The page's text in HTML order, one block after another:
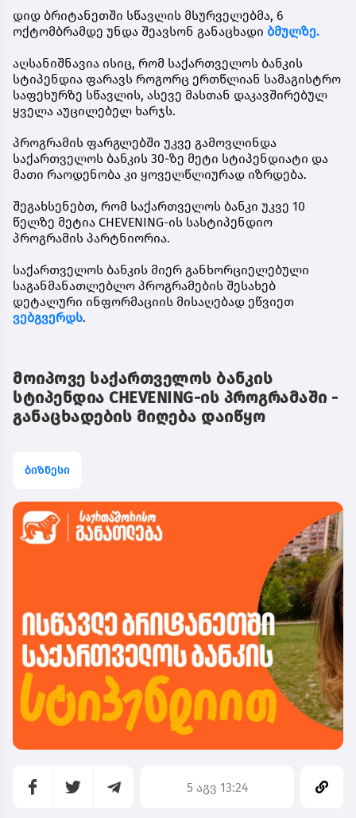
დიდ ბრიტანეთში სწავლის მსურველებმა, 6
ოქტომბრამდე უნდა შეავსონ განაცხადი ბმულზე.
აღსანიშნავია ისიც, რომ საქართველოს ბანკის
სტიპენდია ფარავს როგორც ერთწლიან სამაგისტრო
საფეხურზე სწავლის, ასევე მასთან დაკავშირებულ
ყველა აუცილებელ ხარჯს.
პროგრამის ფარგლებში უკვე გამოვლინდა
საქართველოს ბანკის 30-ზე მეტი სტიპენდიატი და
მათი რაოდენობა კი ყოველწლიურად იზრდება.
შეგახსენებთ, რომ საქართველოს ბანკი უკვე 10
წელზე მეტია CHEVENING-ის სასტიპენდიო
პროგრამის პარტნიორია.
საქართველოს ბანკის მიერ განხორციელებული
საგანმანათლებლო პროგრამების შესახებ
დეტალური ინფორმაციის მისაღებად ეწვიეთ
ვებგვერდს.
მოიპოვე საქართველოს ბანკის
სტიპენდია CHEVENING-ის პროგრამაში -
განაცხადების მიღება დაიწყო
ბიზნესი
5 აგვ 13:24